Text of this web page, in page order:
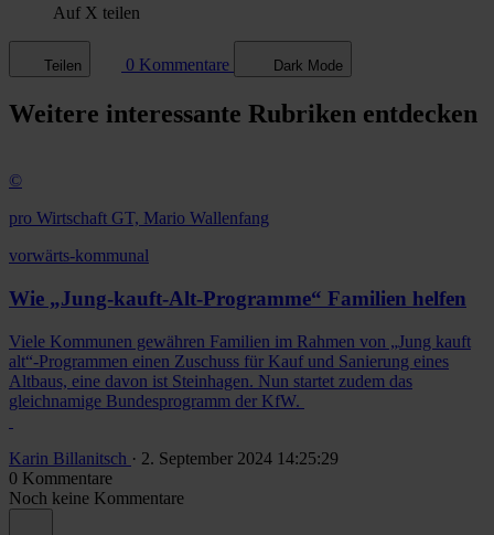
Auf X teilen
Teilen 0 Kommentare Dark Mode
Weitere interessante Rubriken entdecken
©
pro Wirtschaft GT, Mario Wallenfang
vorwärts-kommunal
Wie „Jung-kauft-Alt-Programme“ Familien helfen
Viele Kommunen gewähren Familien im Rahmen von „Jung kauft
alt“-Programmen einen Zuschuss für Kauf und Sanierung eines
Altbaus, eine davon ist Steinhagen. Nun startet zudem das
gleichnamige Bundesprogramm der KfW.
Karin Billanitsch · 2. September 2024 14:25:29
0 Kommentare
Noch keine Kommentare